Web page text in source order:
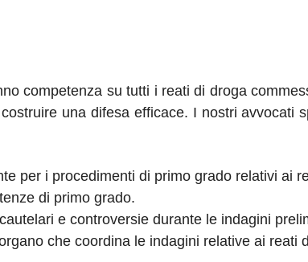
competenza su tutti i reati di droga
una difesa efficace. I nostri avvocati
per i procedimenti di primo grado relativi ai
di primo grado.
e controversie durante le indagini
che coordina le indagini relative ai reati